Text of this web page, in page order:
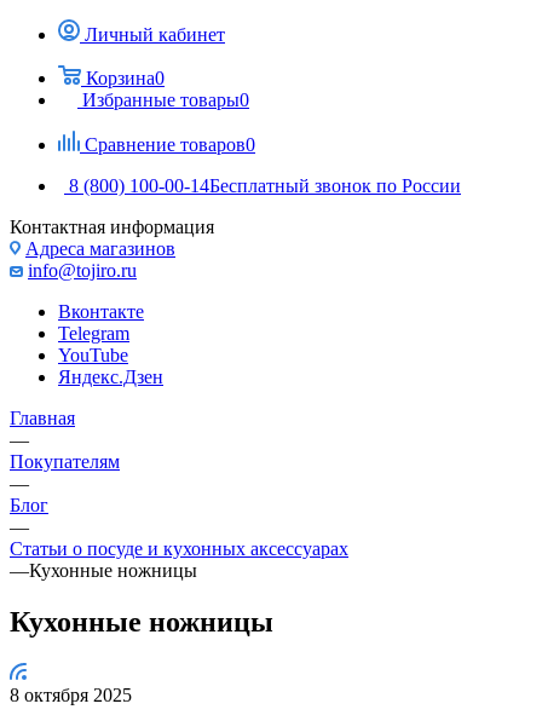
Личный кабинет
Корзина0
Избранные товары0
Сравнение товаров0
8 (800) 100-00-14Бесплатный звонок по России
Контактная информация
Адреса магазинов
info@tojiro.ru
Вконтакте
Telegram
YouTube
Яндекс.Дзен
Главная
—
Покупателям
—
Блог
—
Статьи о посуде и кухонных аксессуарах
—Кухонные ножницы
Кухонные ножницы
8 октября 2025